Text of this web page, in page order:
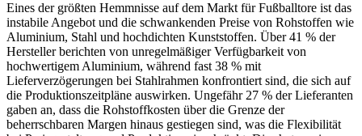
Eines der größten Hemmnisse auf dem Markt für Fußballtore ist das
instabile Angebot und die schwankenden Preise von Rohstoffen wie
Aluminium, Stahl und hochdichten Kunststoffen. Über 41 % der
Hersteller berichten von unregelmäßiger Verfügbarkeit von
hochwertigem Aluminium, während fast 38 % mit
Lieferverzögerungen bei Stahlrahmen konfrontiert sind, die sich auf
die Produktionszeitpläne auswirken. Ungefähr 27 % der Lieferanten
gaben an, dass die Rohstoffkosten über die Grenze der
beherrschbaren Margen hinaus gestiegen sind, was die Flexibilität